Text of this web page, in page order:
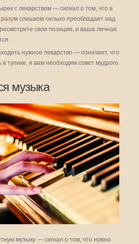
с лекарством — сигнал о том, что в
слишком сильно преобладает над
свои позиции, и ваша личная
нужное лекарство — означает, что
в тупике, и вам необходим совет мудрого
музыка
музыку — сигнал о том, что нужно